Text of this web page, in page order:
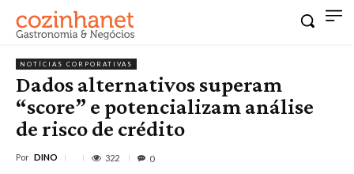
NOTÍCIAS CORPORATIVAS
Dados alternativos superam
“score” e potencializam análise
de risco de crédito
Por DINO 322 0